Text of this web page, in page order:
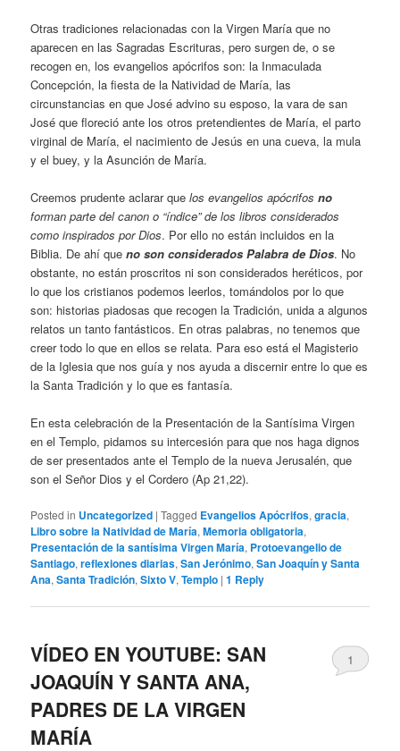
Otras tradiciones relacionadas con la Virgen María que no
aparecen en las Sagradas Escrituras, pero surgen de, o se
recogen en, los evangelios apócrifos son: la Inmaculada
Concepción, la fiesta de la Natividad de María, las
circunstancias en que José advino su esposo, la vara de san
José que floreció ante los otros pretendientes de María, el parto
virginal de María, el nacimiento de Jesús en una cueva, la mula
y el buey, y la Asunción de María.
Creemos prudente aclarar quelos evangelios apócrifosno
forman parte del canon o “índice” de los libros considerados
como inspirados por Dios. Por ello no están incluidos en la
Biblia. De ahí queno son considerados Palabra de Dios. No
obstante, no están proscritos ni son considerados heréticos, por
lo que los cristianos podemos leerlos, tomándolos por lo que
son: historias piadosas que recogen la Tradición, unida a algunos
relatos un tanto fantásticos. En otras palabras, no tenemos que
creer todo lo que en ellos se relata. Para eso está el Magisterio
de la Iglesia que nos guía y nos ayuda a discernir entre lo que es
la Santa Tradición y lo que es fantasía.
En esta celebración de la Presentación de la Santísima Virgen
en el Templo, pidamos su intercesión para que nos haga dignos
de ser presentados ante el Templo de la nueva Jerusalén, que
son el Señor Dios y el Cordero (Ap 21,22).
Posted in Uncategorized |Tagged Evangelios Apócrifos,gracia,
Libro sobre la Natividad de María,Memoria obligatoria,
Presentación de la santísima Virgen María, Protoevangelio de
Santiago,reflexiones diarias,San Jerónimo,San Joaquín y Santa
Ana,Santa Tradición,Sixto V,Templo |1 Reply
VÍDEO EN YOUTUBE: SAN
JOAQUÍN Y SANTA ANA,
PADRES DE LA VIRGEN
MARÍA
1